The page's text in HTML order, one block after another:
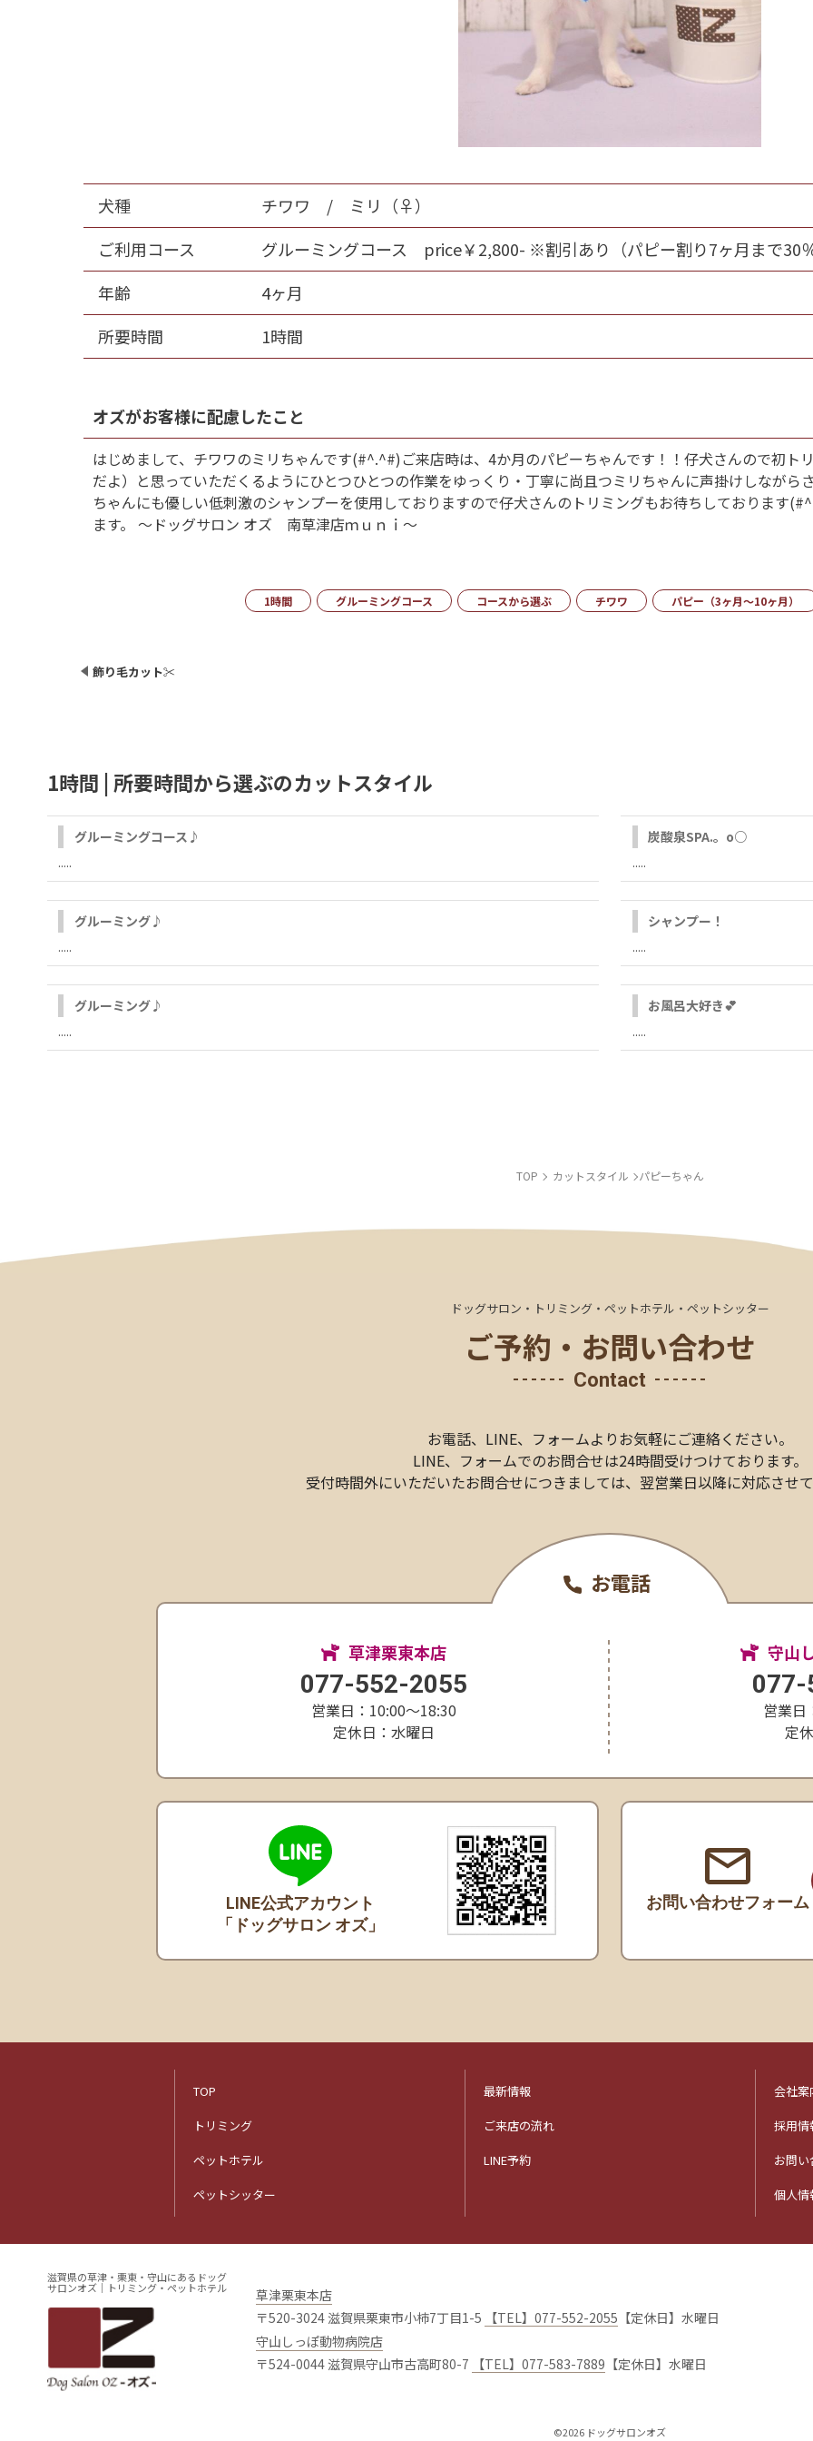
犬種
チワワ / ミリ（♀）
ご利用コース
グルーミングコース price￥2,800- ※割引あり（パピー割り7ヶ月まで30
年齢
4ヶ月
所要時間
1時間
オズがお客様に配慮したこと
はじめまして、チワワのミリちゃんです(#^.^#)ご来店時は、4か月のパピーちゃんです！！仔犬さんので初ト
だよ）と思っていただくるようにひとつひとつの作業をゆっくり・丁寧に尚且つミリちゃんに声掛けしなが
ちゃんにも優しい低刺激のシャンプーを使用しておりますので仔犬さんのトリミングもお待ちしております
ます。 ～ドッグサロン オズ 南草津店ｍｕｎｉ～
1時間 グルーミングコース コースから選ぶ チワワ パピー（3ヶ月～10ヶ月）
飾り毛カット✂
1時間 | 所要時間から選ぶのカットスタイル
グルーミングコース♪
.....
炭酸泉SPA.。o○
.....
グルーミング♪
.....
シャンプー！
.....
グルーミング♪
.....
お風呂大好き💕
.....
TOP カットスタイル パピーちゃん
ドッグサロン・トリミング・ペットホテル・ペットシッター
ご予約・お問い合わせ
Contact
お電話、LINE、 フォームよりお気軽にご連絡ください。
LINE、フォームでのお問合せは24時間受けつけております。
受付時間外にいただいたお問合せにつきましては、 翌営業日以降に対応させ
お電話
草津栗東本店
077-552-2055
営業日：10:00〜18:30
定休日：水曜日
守山
077-
営業日
定
LINE公式アカウント
「ドッグサロン オズ」
お問い合わせフォーム
TOP
トリミング
ペットホテル
ペットシッター
最新情報
ご来店の流れ
LINE予約
会社案
採用情
お問
個人情
滋賀県の草津・栗東・守山にあるドッグ
サロンオズ｜トリミング・ペットホテル
草津栗東本店
〒520-3024 滋賀県栗東市小柿7丁目1-5
【TEL】077-552-2055 【定休日】水曜日
守山しっぽ動物病院店
〒524-0044 滋賀県守山市古高町80-7
【TEL】077-583-7889 【定休日】水曜日
©2026 ドッグサロンオズ